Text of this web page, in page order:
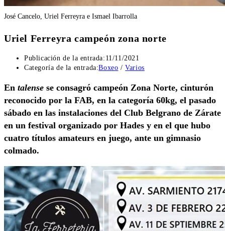
José Cancelo, Uriel Ferreyra e Ismael Ibarrolla
Uriel Ferreyra campeón zona norte
Publicación de la entrada: 11/11/2021
Categoría de la entrada:Boxeo / Varios
En talense se consagró campeón Zona Norte, cinturón
reconocido por la FAB, en la categoría 60kg, el pasado
sábado en las instalaciones del Club Belgrano de Zárate
en un festival organizado por Hades y en el que hubo
cuatro títulos amateurs en juego, ante un gimnasio
colmado.